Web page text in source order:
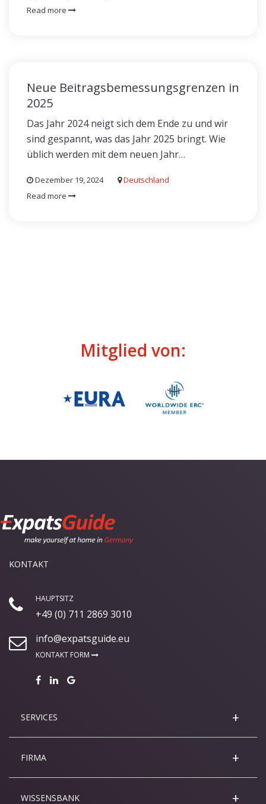
Read more
Neue Beitragsbemessungsgrenzen in
2025
Das Jahr 2024 neigt sich dem Ende zu und wir
sind gespannt, was das Jahr 2025 bringt. Wie
üblich werden mit dem neuen Jahr…
Dezember 19, 2024
Deutschland
Read more
Mitglied von:
KONTAKT
HAUPTSITZ
+49 (0) 711 2869 3010
info@expatsguide.eu
KONTAKT FORM
SERVICES
FIRMA
WISSENSBANK